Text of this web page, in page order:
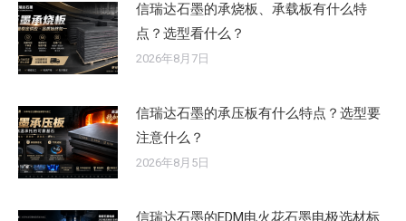
信瑞达石墨的承烧板、承载板有什么特
点？选型看什么？
2026年8月7日
信瑞达石墨的承压板有什么特点？选型要
注意什么？
2026年8月5日
信瑞达石墨的EDM电火花石墨电极选材标